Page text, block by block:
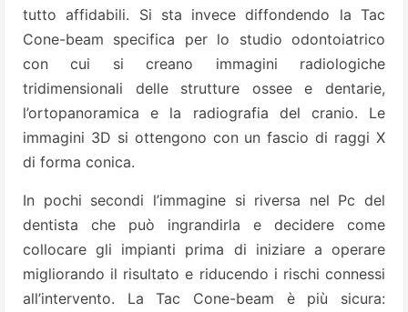
tutto affidabili. Si sta invece diffondendo la Tac
Cone-beam specifica per lo studio odontoiatrico
con cui si creano immagini radiologiche
tridimensionali delle strutture ossee e dentarie,
l’ortopanoramica e la radiografia del cranio. Le
immagini 3D si ottengono con un fascio di raggi X
di forma conica.
In pochi secondi l’immagine si riversa nel Pc del
dentista che può ingrandirla e decidere come
collocare gli impianti prima di iniziare a operare
migliorando il risultato e riducendo i rischi connessi
all’intervento. La Tac Cone-beam è più sicura: